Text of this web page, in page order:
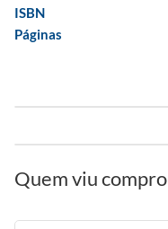
ISBN
Páginas
Quem viu